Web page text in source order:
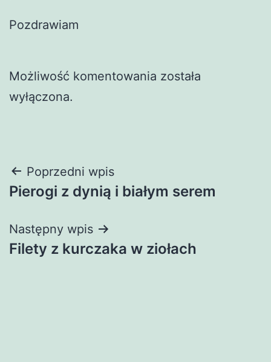
Pozdrawiam
Możliwość komentowania została
wyłączona.
Nawigacja
wpisu
Poprzedni wpis
Pierogi z dynią i białym serem
Następny wpis
Filety z kurczaka w ziołach